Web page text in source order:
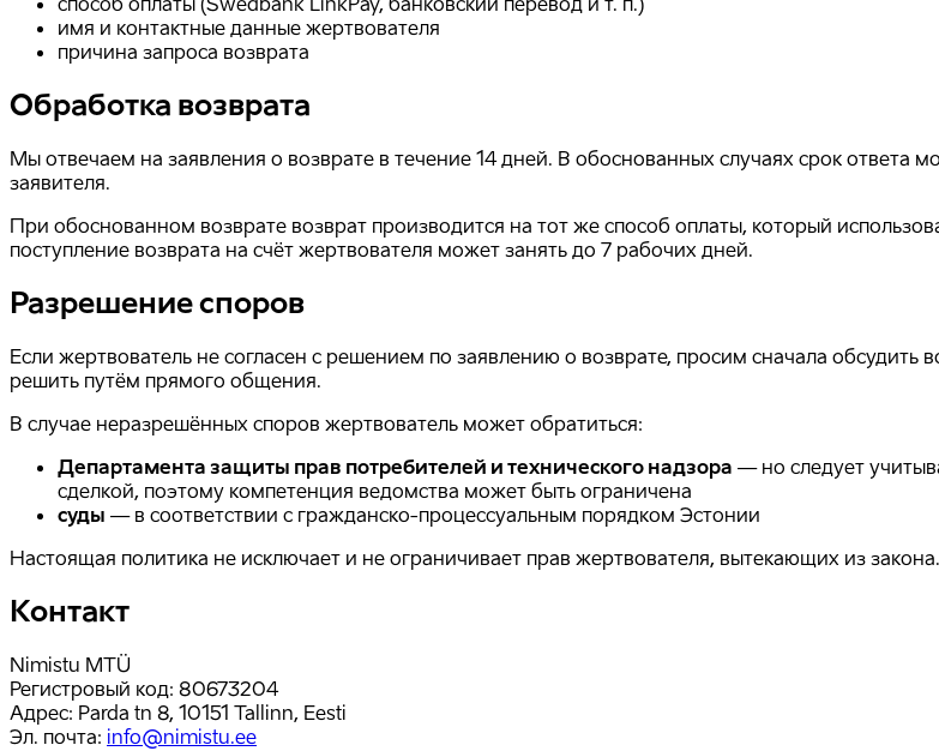
имя и контактные данные жертвователя
причина запроса возврата
Обработка возврата
Мы отвечаем на заявления о возврате в течение 14 дней. В обоснованных случаях срок
заявителя.
При обоснованном возврате возврат производится на тот же способ оплаты, который
поступление возврата на счёт жертвователя может занять до 7 рабочих дней.
Разрешение споров
Если жертвователь не согласен с решением по заявлению о возврате, просим сначала обсудить
решить путём прямого общения.
В случае неразрешённых споров жертвователь может обратиться:
Департамента защиты прав потребителей и технического надзора — но следует
сделкой, поэтому компетенция ведомства может быть ограничена
суды — в соответствии с гражданско-процессуальным порядком Эстонии
Настоящая политика не исключает и не ограничивает прав жертвователя, вытекающих из закона.
Контакт
Nimistu MTÜ
Регистровый код: 80673204
Адрес: Parda tn 8, 10151 Tallinn, Eesti
Эл. почта: info@nimistu.ee